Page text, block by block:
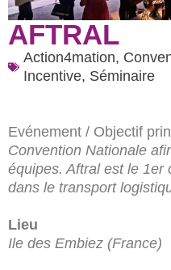
AFTRAL
Action4mation,
Incentive, Séminaire
Evénement / Objectif
Convention Nationale
équipes. Aftral est le 1er
dans le transport
Lieu
Ile des Embiez (France)